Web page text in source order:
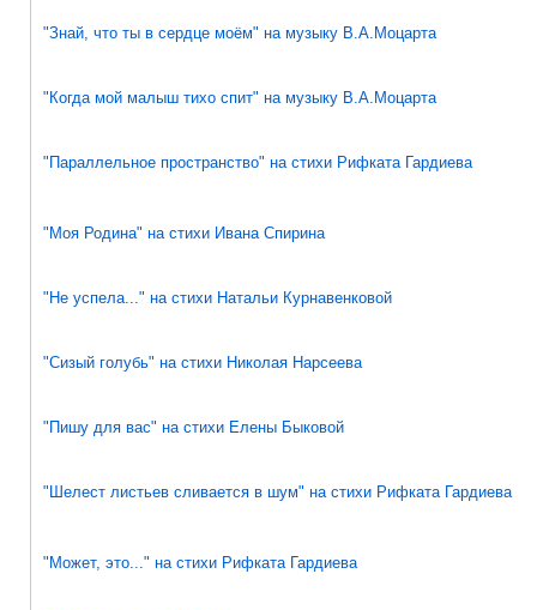
"Знай, что ты в сердце моём" на музыку В.А.Моцарта
"Когда мой малыш тихо спит" на музыку В.А.Моцарта
"Параллельное пространство" на стихи Рифката Гардиева
"Моя Родина" на стихи Ивана Спирина
"Не успела..." на стихи Натальи Курнавенковой
"Сизый голубь" на стихи Николая Нарсеева
"Пишу для вас" на стихи Елены Быковой
"Шелест листьев сливается в шум" на стихи Рифката Гардиева
"Может, это..." на стихи Рифката Гардиева